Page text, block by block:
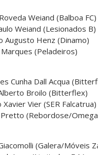
Weiand (Balboa FC)
Weiand (Lesionados B)
Augusto Henz (Dinamo)
(Peladeiros)
Cunha Dall Acqua
Broilo (Bitterflex)
Vier (SER Falcatrua)
Pretto (Rebordose/
(Galera/Móveis